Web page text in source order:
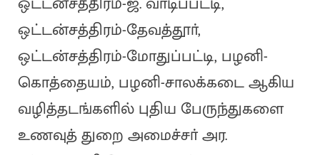
ஒட்டன்சத்திரம்-தேவத்தூா்,
ஒட்டன்சத்திரம்-மோதுப்பட்டி, பழனி-
கொத்தையம், பழனி-சாலக்கடை ஆகிய
வழித்தடங்களில் புதிய பேருந்துகளை
உணவுத் துறை அமைச்சா் அர.